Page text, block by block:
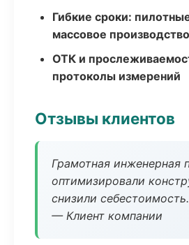
Гибкие сроки:
массовое производство
ОТК и
протоколы измерений
Отзывы клиентов
Грамотная инженерная
оптимизировали
снизили себестоимость.
— Клиент компании